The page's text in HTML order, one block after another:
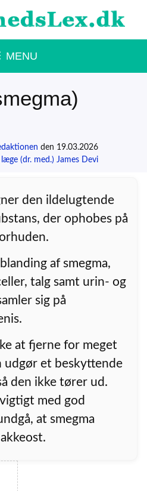
MENU
den 19.03.2026
læge (dr. med.) James Devi
den ildelugtende
der ophobes på
af smegma,
talg samt urin- og
sig på
at fjerne for meget
udgør et beskyttende
den ikke tører ud.
med god
at smegma